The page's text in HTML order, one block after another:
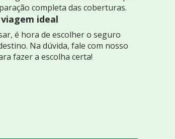
completa das coberturas.
ideal
é hora de escolher o seguro
Na dúvida, fale com nosso
fazer a escolha certa!